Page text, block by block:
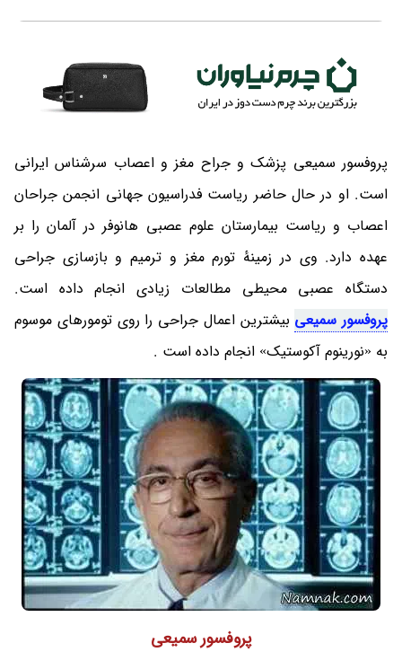
پروفسور سمیعی پزشک و جراح مغز و اعصاب سرشناس ایرانی
است. او در حال حاضر ریاست فدراسیون جهانی انجمن جراحان
اعصاب و ریاست بیمارستان علوم عصبی هانوفر در آلمان را بر
عهده دارد. وی در زمینهٔ تورم مغز و ترمیم و بازسازی جراحی
دستگاه عصبی محیطی مطالعات زیادی انجام داده است.
پروفسور سمیعی بیشترین اعمال جراحی را روی تومورهای موسوم
به «نورینوم آکوستیک» انجام داده است .
پروفسور سمیعی